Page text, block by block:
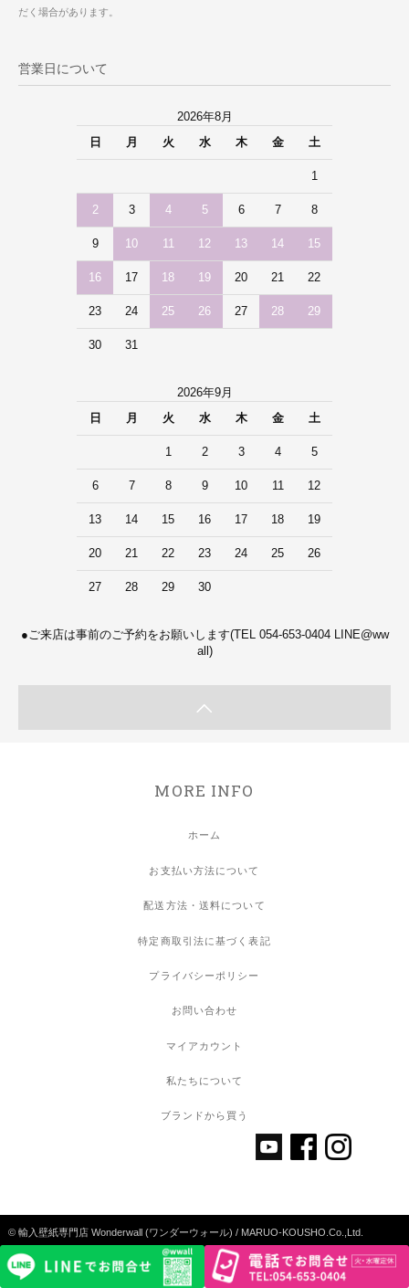
だく場合があります。
営業日について
2026年8月
日
月 火 水 木 金 土
1
2 3 4 5 6 7 8
9 10 11 12 13 14 15
16 17 18 19 20 21 22
23 24 25 26 27 28 29
30 31
2026年9月
日
月 火 水 木 金 土
1 2 3 4 5
6 7 8 9 10 11 12
13 14 15 16 17 18 19
20 21 22 23 24 25 26
27 28 29 30
●ご来店は事前のご予約をお願いします(TEL 054-653-0404 LINE@ww
all)
MORE INFO
ホーム
お支払い方法について
配送方法・送料について
特定商取引法に基づく表記
プライバシーポリシー
お問い合わせ
マイアカウント
私たちについて
ブランドから買う
© 輸入壁紙専門店 Wonderwall (ワンダーウォール) / MARUO-KOUSHO.Co.,Ltd.